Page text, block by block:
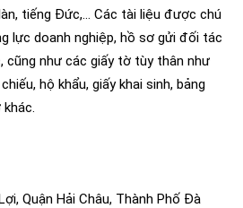
tiếng Đức,… Các tài liệu được chú
lực doanh nghiệp, hồ sơ gửi đối tác
cũng như các giấy tờ tùy thân như
hộ khẩu, giấy khai sinh, bảng
Quận Hải Châu, Thành Phố Đà